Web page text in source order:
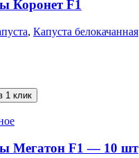
Коронет F1
, Капуста белокачанная
1 клик
Мегатон F1 — 10 шт